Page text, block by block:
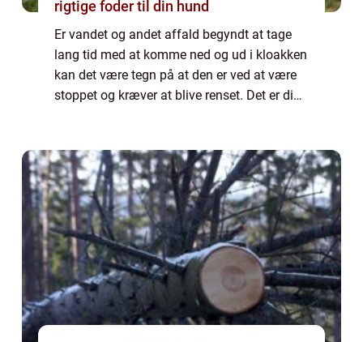
rigtige foder til din hund
Er vandet og andet affald begyndt at tage
lang tid med at komme ned og ud i kloakken
kan det være tegn på at den er ved at være
stoppet og kræver at blive renset. Det er din